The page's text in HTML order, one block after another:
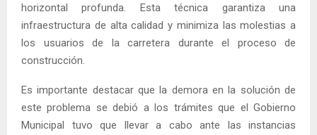
horizontal profunda. Esta técnica garantiza una
infraestructura de alta calidad y minimiza las molestias a
los usuarios de la carretera durante el proceso de
construcción.
Es importante destacar que la demora en la solución de
este problema se debió a los trámites que el Gobierno
Municipal tuvo que llevar a cabo ante las instancias